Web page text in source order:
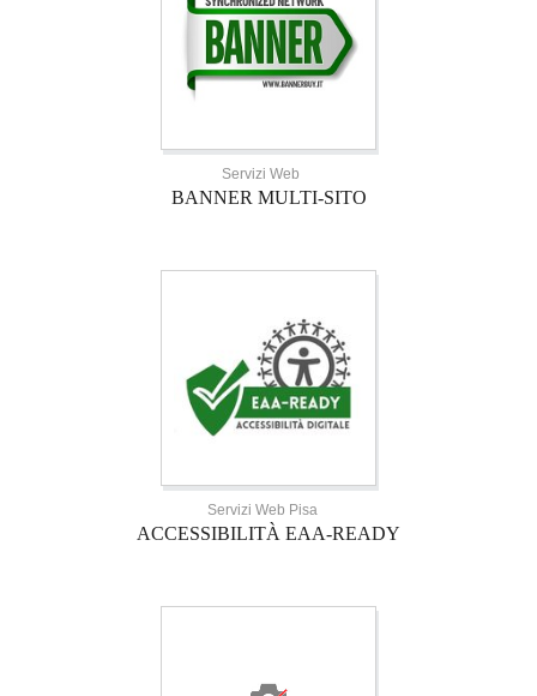
Servizi Web
BANNER MULTI-SITO
Servizi Web Pisa
ACCESSIBILITÀ EAA-READY